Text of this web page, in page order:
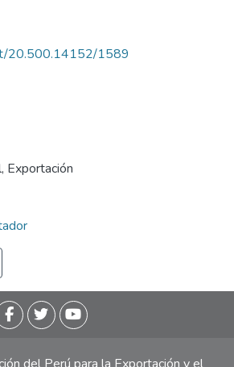
20.500.14152/1589
, Exportación